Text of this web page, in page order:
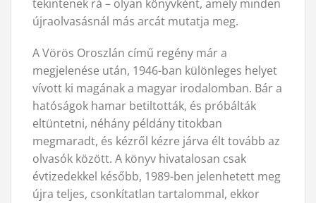
tekintenek rá – olyan könyvként, amely minden
újraolvasásnál más arcát mutatja meg.
A Vörös Oroszlán című regény már a
megjelenése után, 1946-ban különleges helyet
vívott ki magának a magyar irodalomban. Bár a
hatóságok hamar betiltották, és próbálták
eltüntetni, néhány példány titokban
megmaradt, és kézről kézre járva élt tovább az
olvasók között. A könyv hivatalosan csak
évtizedekkel később, 1989-ben jelenhetett meg
újra teljes, csonkítatlan tartalommal, ekkor